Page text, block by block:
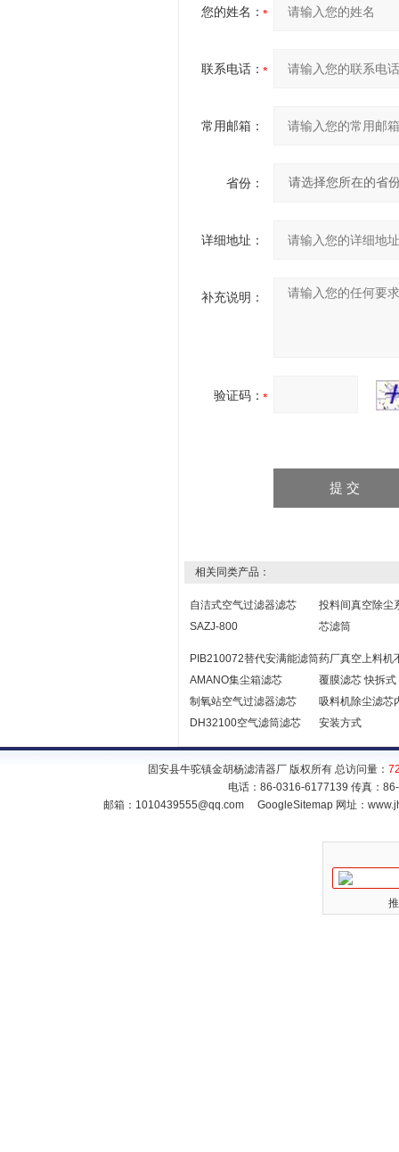
您的姓名：
联系电话：
常用邮箱：
省份：
详细地址：
补充说明：
验证码：
相关同类产品：
自洁式空气过滤器滤芯
SAZJ-800
投料间真空除尘
芯滤筒
PIB210072替代安满能滤筒
AMANO集尘箱滤芯
药厂真空上料机
覆膜滤芯 快拆式
制氧站空气过滤器滤芯
DH32100空气滤筒滤芯
吸料机除尘滤芯
安装方式
固安县牛驼镇金胡杨滤清器厂 版权所有 总访问量：
电话：86-0316-6177139 传真：
邮箱： 1010439555@qq.com GoogleSitemap网址：